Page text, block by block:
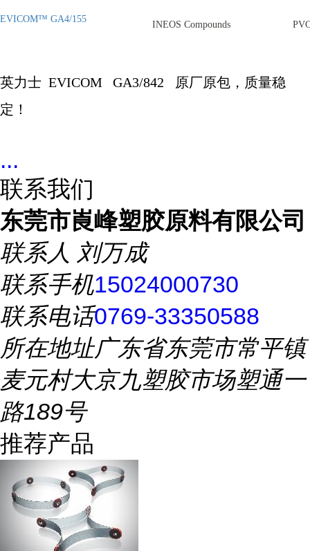
EVICOM™ GA4/155
INEOS Compounds
英力士 EVICOM GA3/842
原厂原包，质量稳
定！
...
联系我们
东莞市崀峰塑胶原料有限公司
联系人 刘万成
联系手机15024000730
联系电话0769-33350588
所在地址广东省东莞市常平镇
麦元村大京九塑胶市场塑通一
路189号
推荐产品